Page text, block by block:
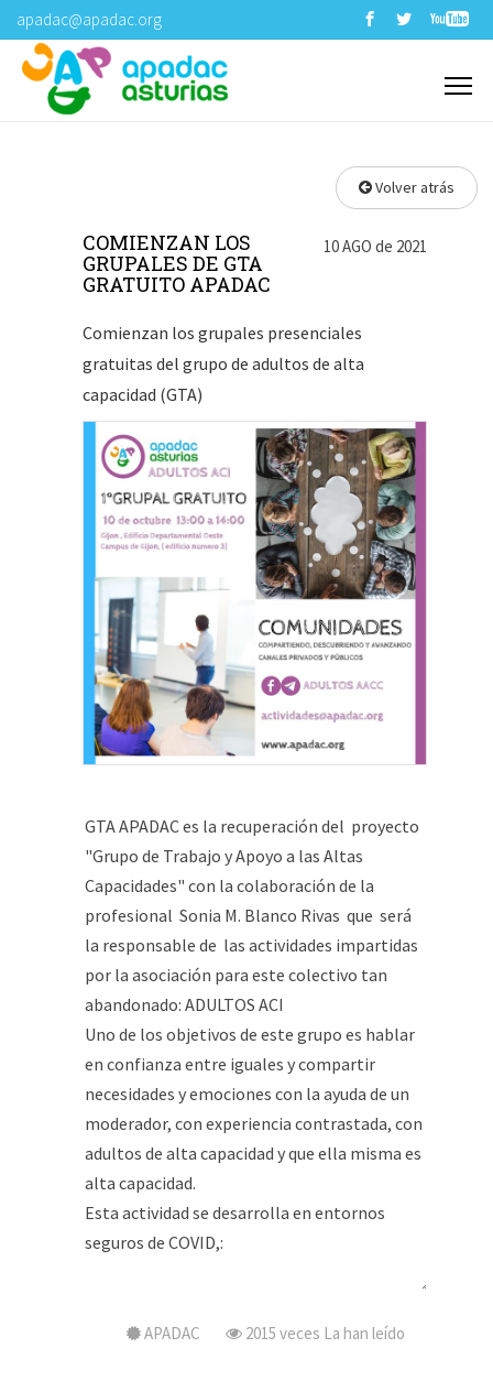
apadac@apadac.org
Volver atrás
10 AGO de 2021
COMIENZAN LOS
GRUPALES DE GTA
GRATUITO APADAC
Comienzan los grupales presenciales
gratuitas del grupo de adultos de alta
capacidad (GTA)
APADAC 2015 veces La han leído